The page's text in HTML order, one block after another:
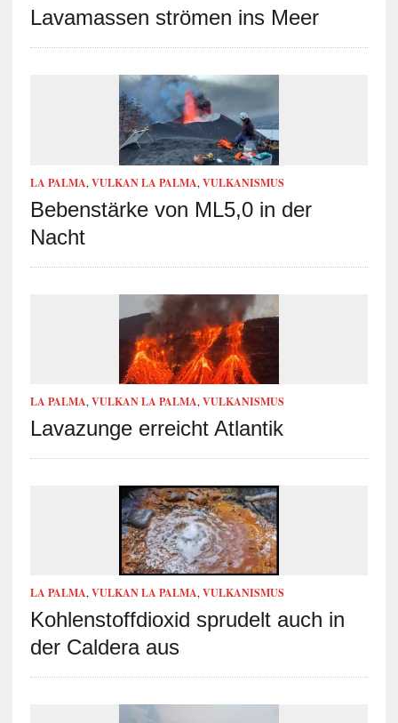
Lavamassen strömen ins Meer
LA PALMA, VULKAN LA PALMA, VULKANISMUS
Bebenstärke von ML5,0 in der
Nacht
LA PALMA, VULKAN LA PALMA, VULKANISMUS
Lavazunge erreicht Atlantik
LA PALMA, VULKAN LA PALMA, VULKANISMUS
Kohlenstoffdioxid sprudelt auch in
der Caldera aus